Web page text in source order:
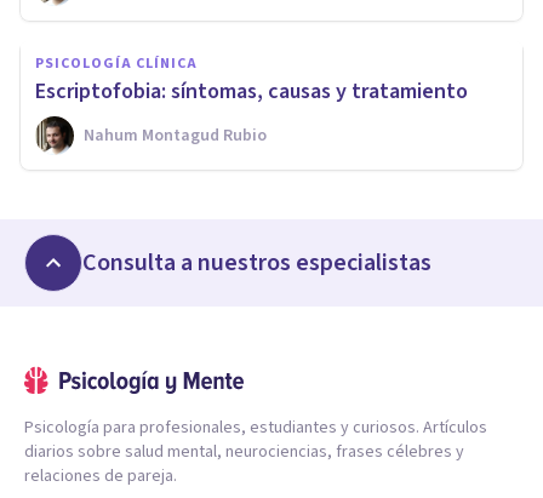
PSICOLOGÍA CLÍNICA
Escriptofobia: síntomas, causas y tratamiento
Nahum Montagud Rubio
Consulta a nuestros especialistas
Psicología para profesionales, estudiantes y curiosos. Artículos
diarios sobre salud mental, neurociencias, frases célebres y
relaciones de pareja.